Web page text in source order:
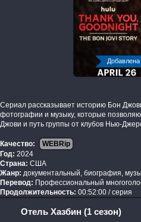
Добавлена
Сериал рассказывает историю Бон
фотографии и музыку, которые
Джови и путь группы от клубов Нью-
Качество:
WEBRip
Год: 2024
Страна: США
Жанр: документальный, биография,
Перевод: Профессиональный
Продолжительность: 00:52:00 / серия
Отель Хазбин (1 сезон)